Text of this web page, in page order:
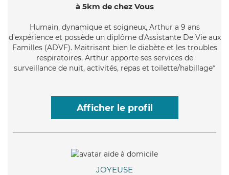
à 5km de chez Vous
Humain, dynamique et soigneux, Arthur a 9 ans
d'expérience et possède un diplôme d'Assistante De Vie aux
Familles (ADVF). Maitrisant bien le diabète et les troubles
respiratoires, Arthur apporte ses services de
surveillance de nuit, activités, repas et toilette/habillage*
Afficher le profil
JOYEUSE